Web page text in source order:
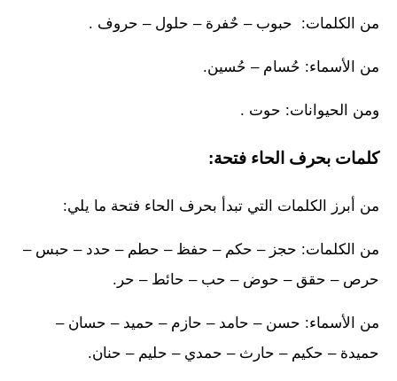
من الكلمات: حبوب – حٌفرة – حلول – حروف .
من الأسماء: حُسام – حُسين.
ومن الحيوانات: حوت .
كلمات بحرف الحاء فتحة:
من أبرز الكلمات التي تبدأ بحرف الحاء فتحة ما يلي:
من الكلمات: حجز – حكم – حفظ – حطم – حدد – حبس –
حرص – حقق – حوض – حب – حائط – حر.
من الأسماء: حسن – حامد – حازم – حميد – حسان –
حميدة – حكيم – حارث – حمدي – حليم – حنان.